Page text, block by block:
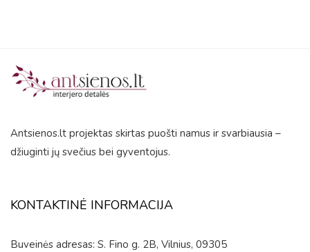
Antsienos.lt projektas skirtas puošti namus ir svarbiausia –
džiuginti jų svečius bei gyventojus.
KONTAKTINĖ INFORMACIJA
Buveinės adresas: S. Fino g. 2B, Vilnius, 09305